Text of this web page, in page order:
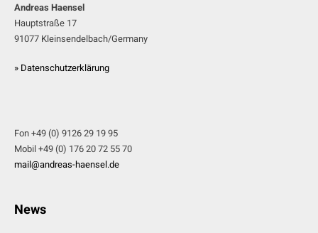
Andreas Haensel
Hauptstraße 17
91077 Kleinsendelbach/Germany
» Datenschutzerklärung
Fon +49 (0) 9126 29 19 95
Mobil +49 (0) 176 20 72 55 70
mail@andreas-haensel.de
News